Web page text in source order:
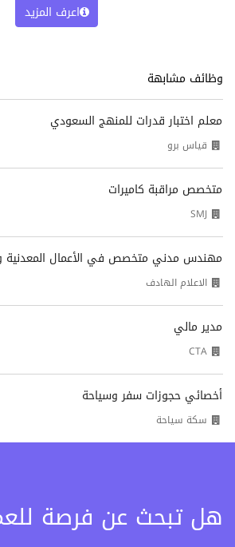
اعرف المزيد
وظائف مشابهة
معلم اختبار قدرات للمنهج السعودي
قياس برو
متخصص مراقبة كاميرات
SMJ
مهندس مدني متخصص في الأعمال المعدنية
الاعلام الهادف
مدير مالي
CTA
أخصائي حجوزات سفر وسياحة
سكة سياحة
هل تبحث عن فرصة